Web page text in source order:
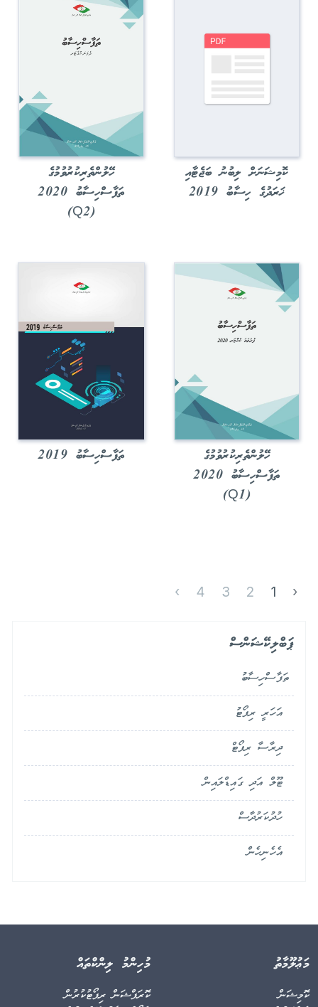
ކޮމިޝަނަށް ލިބުނު ބަޖެޓާއި
ޚަރަދުގެ ހިސާބު 2019
ހޭލުންތެރިކުރުވުމުގެ
ތަފާސްހިސާބު 2020
(Q2)
ހޭލުންތެރިކުރުވުމުގެ
ތަފާސްހިސާބު 2020
(Q1)
ތަފާސްހިސާބު 2019
‹
1
2
3
4
›
ޕަބްލިކޭޝަންސް
ތަފާސްހިސާބު
އަހަރީ ރިޕޯޓު
ދިރާސާ ރިޕޯޓް
ޓޫލް އަދި ގައިޑްލައިން
ހުދުކަރުދާސް
އެހެނިހެން
މަޢުލޫމާތު
ކޮމިޝަން
މުހިންމު ލިންކްތައް
ކޮރަޕްޝަން ރިޕޯޓުކުރުން